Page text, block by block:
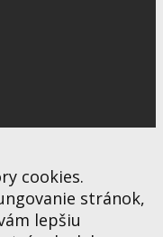
cookies.
stránok,
lepšiu